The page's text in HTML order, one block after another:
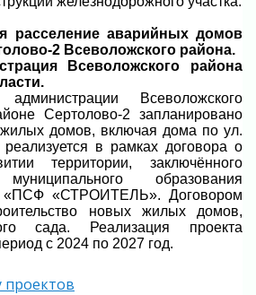
расселение аварийных домов
2 Всеволожского района.
Всеволожского района
Всеволожского
Сертолово-2 запланировано
домов, включая дома по ул.
в рамках договора о
территории, заключённого
образования
«СТРОИТЕЛЬ». Договором
новых жилых домов,
сада. Реализация проекта
с 2024 по 2027 год.
проектов